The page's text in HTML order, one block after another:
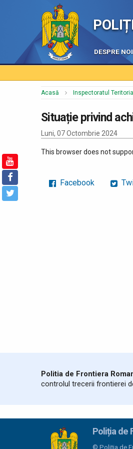
DESPRE NOI
Acasă Inspectoratul
Situație privind
Luni, 07 Octombrie 2024
This browser does not
Facebook
Politia de Frontiera
controlul trecerii frontierei
Poliția de
© Poliția de